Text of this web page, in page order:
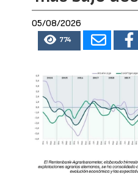
05/08/2026
774